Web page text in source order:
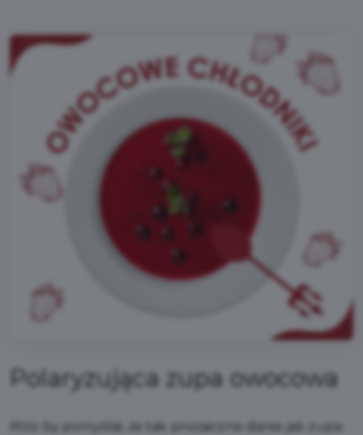
Polaryzująca zupa owocowa
Któż by pomyślał, że tak prozaiczne danie jak zupa